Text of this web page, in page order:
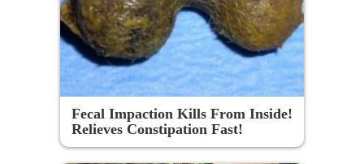
Fecal Impaction Kills From Inside!
Relieves Constipation Fast!